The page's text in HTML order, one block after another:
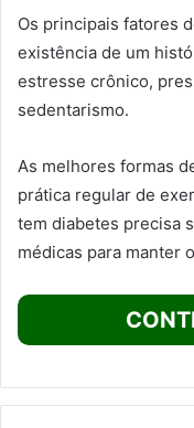
Os principais fatores
existência de um
estresse crônico,
sedentarismo.
As melhores formas
prática regular de
tem diabetes precisa
médicas para manter